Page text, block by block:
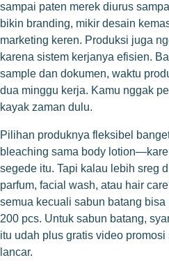
sampai paten merek diurus
bikin branding, mikir desain
marketing keren. Produksi juga
karena sistem kerjanya efisien.
sample dan dokumen, waktu
dua minggu kerja. Kamu nggak
kayak zaman dulu.
Pilihan produknya fleksibel
bleaching sama body
segede itu. Tapi kalau lebih sreg
parfum, facial wash, atau hair
semua kecuali sabun batang
200 pcs. Untuk sabun batang,
itu udah plus gratis video
lancar.